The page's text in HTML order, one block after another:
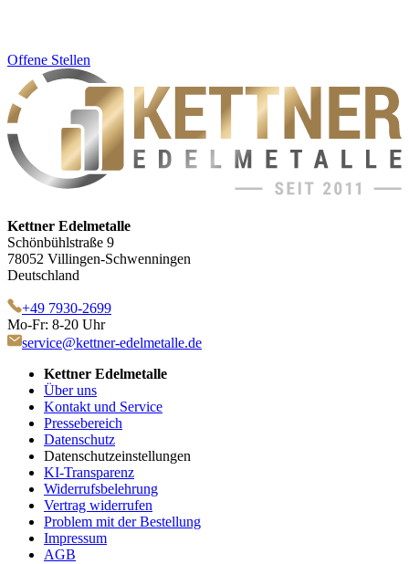
Offene Stellen
Kettner Edelmetalle
Schönbühlstraße 9
78052 Villingen-Schwenningen
Deutschland
+49 7930-2699
Mo-Fr: 8-20 Uhr
service@kettner-edelmetalle.de
Kettner Edelmetalle
Über uns
Kontakt und Service
Pressebereich
Datenschutz
Datenschutzeinstellungen
KI-Transparenz
Widerrufsbelehrung
Vertrag widerrufen
Problem mit der Bestellung
Impressum
AGB